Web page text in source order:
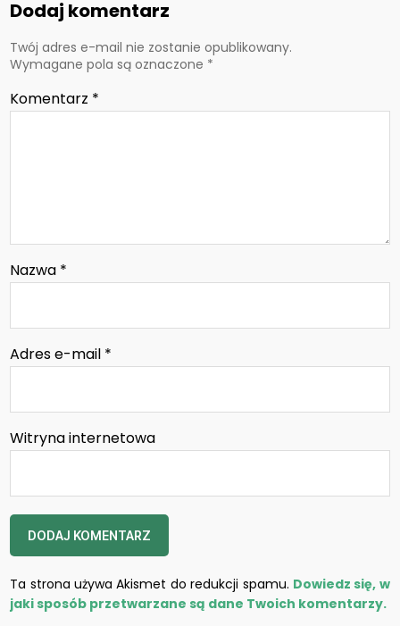
Dodaj komentarz
Twój adres e-mail nie zostanie opublikowany.
Wymagane pola są oznaczone *
Komentarz *
Nazwa *
Adres e-mail *
Witryna internetowa
Ta strona używa Akismet do redukcji spamu. Dowiedz się, w
jaki sposób przetwarzane są dane Twoich komentarzy.